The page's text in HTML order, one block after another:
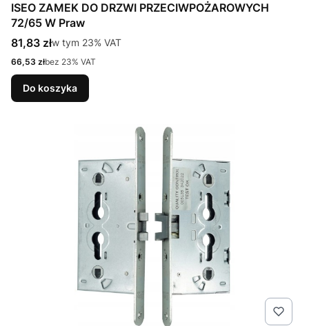
ISEO ZAMEK DO DRZWI PRZECIWPOŻAROWYCH
72/65 W Praw
Cena brutto
81,83 złw tym %s VAT
w tym 23% VAT
Cena netto
66,53 złbez 23% VAT
Do koszyka